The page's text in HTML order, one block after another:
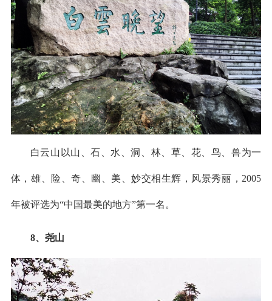
白云山以山、石、水、洞、林、草、花、鸟、兽为一
体，雄、险、奇、幽、美、妙交相生辉，风景秀丽，2005
年被评选为“中国最美的地方”第一名。
8、尧山